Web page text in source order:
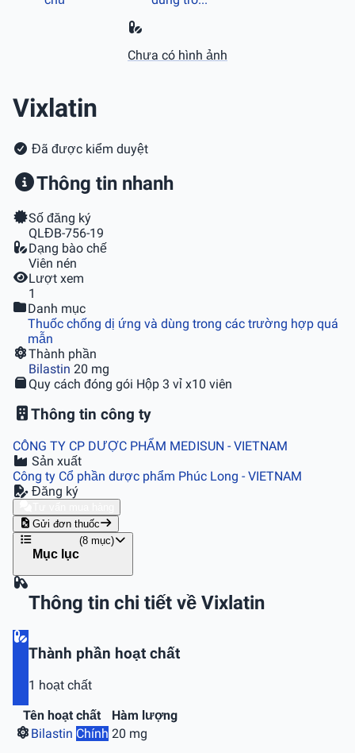
Chưa có hình ảnh
Vixlatin
Đã được kiểm duyệt
Thông tin nhanh
Số đăng ký
QLĐB-756-19
Dạng bào chế
Viên nén
Lượt xem
1
Danh mục
Thuốc chống dị ứng và dùng trong các trường hợp quá
mẫn
Thành phần
Bilastin 20 mg
Quy cách đóng gói Hộp 3 vỉ x10 viên
Thông tin công ty
CÔNG TY CP DƯỢC PHẨM MEDISUN - VIETNAM
Sản xuất
Công ty Cổ phần dược phẩm Phúc Long - VIETNAM
Đăng ký
Gửi đơn thuốc
Mục lục
(8 mục)
Thông tin chi tiết về Vixlatin
Thành phần hoạt chất
1 hoạt chất
Tên hoạt chất
Hàm lượng
Bilastin Chính 20 mg